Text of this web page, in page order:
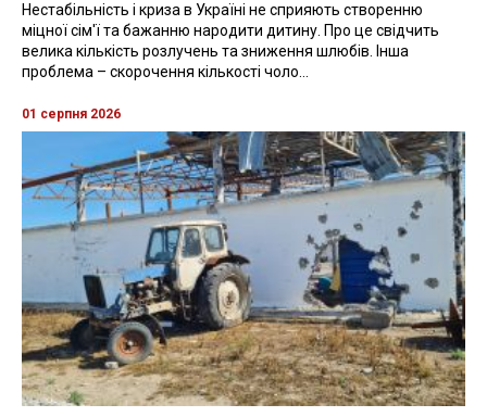
Нестабільність і криза в Україні не сприяють створенню
міцної сім'ї та бажанню народити дитину. Про це свідчить
велика кількість розлучень та зниження шлюбів. Інша
проблема – скорочення кількості чоло...
01 серпня 2026